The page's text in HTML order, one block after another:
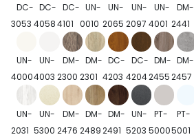
DC-
3053
DC-
4058
DC-
4101
UN-
0010
UN-
2065
UN-
2097
UN-
4001
DM-
2441
UN-
4000
UN-
4003
DM-
2300
DM-
2301
DC-
4203
DC-
4204
DM-
2455
DM-
2457
UN-
2031
UN-
5300
DM-
2476
DM-
2489
DM-
2491
UN-
5203
PT-
5000
PT-
5001